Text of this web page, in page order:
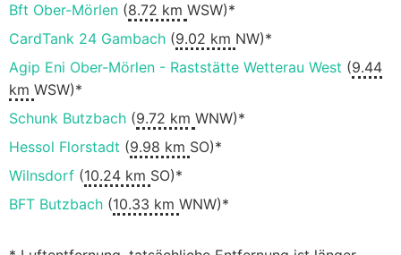
Bft Ober-Mörlen (8.72 km WSW)*
CardTank 24 Gambach (9.02 km NW)*
Agip Eni Ober-Mörlen - Raststätte Wetterau West (9.44
km WSW)*
Schunk Butzbach (9.72 km WNW)*
Hessol Florstadt (9.98 km SO)*
Wilnsdorf (10.24 km SO)*
BFT Butzbach (10.33 km WNW)*